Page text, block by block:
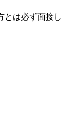
とは必ず面接し